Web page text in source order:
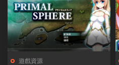
遊戲資源